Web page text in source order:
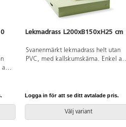
att
Lekmadrass L200xB150xH25 cm
Svanenmärkt lekmadrass helt utan
PVC, med kallskumskärna. Enkel att
polyester. Mått: 200x150x25 cm.
Svanenmärkt, licensnummer 3031
0084. Halkskydd ingår ej, köpes på
separat artikelnummer 35571.
Logga in för att se ditt avtalade pris.
Välj variant